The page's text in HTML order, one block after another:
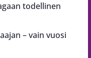
todellinen
– vain vuosi